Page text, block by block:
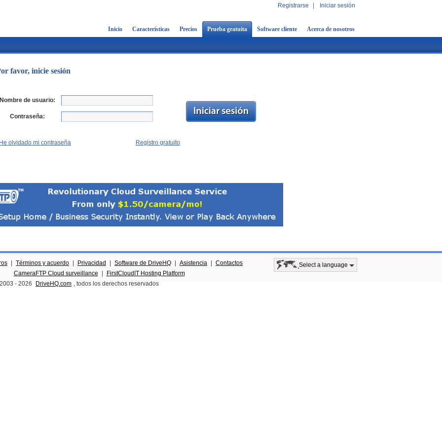
Registrarse Iniciar sesión
Inicio Características Precios Prueba gratuita Software cliente Acerca de nosotros
favor, inicie sesión
de usuario:
Contraseña:
Registro gratuito
olvidado mi contraseña
Términos y acuerdo Privacidad Software de DriveHQ Asistencia
Contactos
CameraFTP Cloud surveillance
FirstCloudIT Hosting Platform
- 2026 DriveHQ.com , todos los derechos reservados
Select a language